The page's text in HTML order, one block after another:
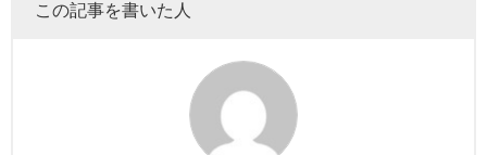
この記事を書いた人